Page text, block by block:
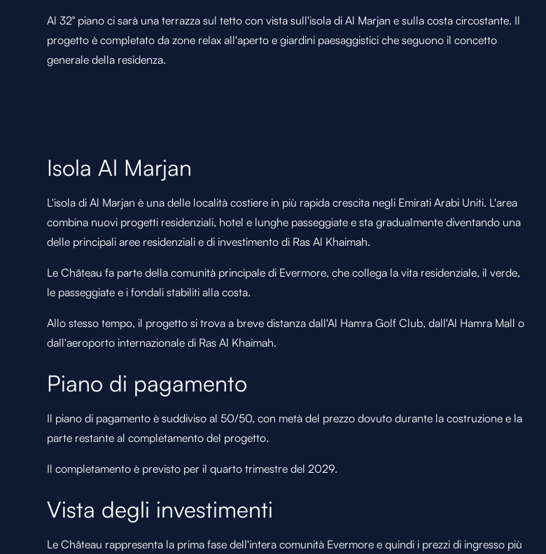
Al 32° piano ci sarà una terrazza sul tetto con vista sull'isola di Al Marjan e sulla costa circostante. Il
progetto è completato da zone relax all'aperto e giardini paesaggistici che seguono il concetto
generale della residenza.
Isola Al Marjan
L'isola di Al Marjan è una delle località costiere in più rapida crescita negli Emirati Arabi Uniti. L'area
combina nuovi progetti residenziali, hotel e lunghe passeggiate e sta gradualmente diventando una
delle principali aree residenziali e di investimento di Ras Al Khaimah.
Le Château fa parte della comunità principale di Evermore, che collega la vita residenziale, il verde,
le passeggiate e i fondali stabiliti alla costa.
Allo stesso tempo, il progetto si trova a breve distanza dall'Al Hamra Golf Club, dall'Al Hamra Mall o
dall'aeroporto internazionale di Ras Al Khaimah.
Piano di pagamento
Il piano di pagamento è suddiviso al 50/50, con metà del prezzo dovuto durante la costruzione e la
parte restante al completamento del progetto.
Il completamento è previsto per il quarto trimestre del 2029.
Vista degli investimenti
Le Château rappresenta la prima fase dell'intera comunità Evermore e quindi i prezzi di ingresso più